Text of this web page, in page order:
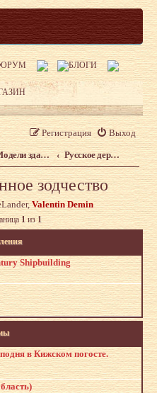
Выход
Регистрация
Модели зданий и сооружений Русское деревянное зодчество
зодчество
,Valentin Demin
1из1
Shipbuilding
в Кижском погосте.